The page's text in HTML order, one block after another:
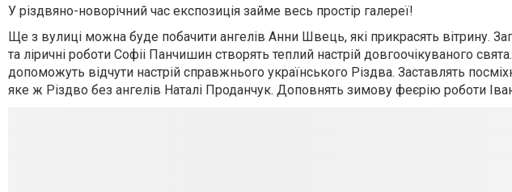
У різдвяно-новорічний час експозиція займе весь простір галереї!
Ще з вулиці можна буде побачити ангелів Анни Швець, які прикрасять вітрину.
та ліричні роботи Софіі Панчишин створять теплий настрій довгоочікуваного
допоможуть відчути настрій справжнього українського Різдва. Заставлять
яке ж Різдво без ангелів Наталі Проданчук. Доповнять зимову феєрію роботи